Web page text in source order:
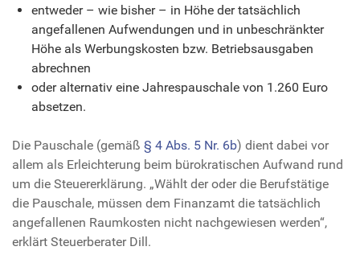
entweder – wie bisher – in Höhe der tatsächlich
angefallenen Aufwendungen und in unbeschränkter
Höhe als Werbungskosten bzw. Betriebsausgaben
abrechnen
oder alternativ eine Jahrespauschale von 1.260 Euro
absetzen.
Die Pauschale (gemäß § 4 Abs. 5 Nr. 6b) dient dabei vor
allem als Erleichterung beim bürokratischen Aufwand rund
um die Steuererklärung. „Wählt der oder die Berufstätige
die Pauschale, müssen dem Finanzamt die tatsächlich
angefallenen Raumkosten nicht nachgewiesen werden“,
erklärt Steuerberater Dill.